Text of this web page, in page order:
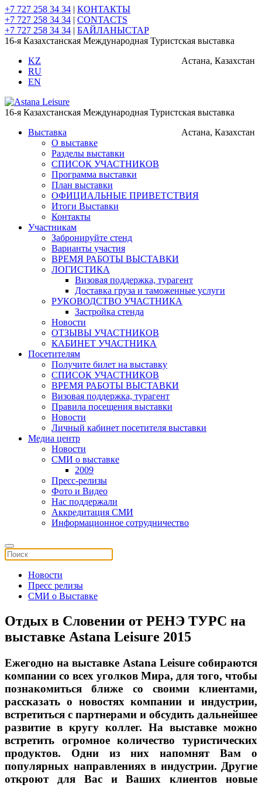
+7 727 258 34 34 | КОНТАКТЫ
+7 727 258 34 34 | CONTACTS
+7 727 258 34 34 | БАЙЛАНЫСТАР
16-я Казахстанская Международная Туристская выставка
Астана, Казахстан
KZ
RU
EN
16-я Казахстанская Международная Туристская выставка
Астана, Казахстан
Выставка
О выставке
Разделы выставки
СПИСОК УЧАСТНИКОВ
Программа выставки
План выставки
ОФИЦИАЛЬНЫЕ ПРИВЕТСТВИЯ
Итоги Выставки
Контакты
Участникам
Забронируйте стенд
Варианты участия
ВРЕМЯ РАБОТЫ ВЫСТАВКИ
ЛОГИСТИКА
Визовая поддержка, турагент
Доставка груза и таможенные услуги
РУКОВОДСТВО УЧАСТНИКА
Застройка стенда
Новости
ОТЗЫВЫ УЧАСТНИКОВ
КАБИНЕТ УЧАСТНИКА
Посетителям
Получите билет на выставку
СПИСОК УЧАСТНИКОВ
ВРЕМЯ РАБОТЫ ВЫСТАВКИ
Визовая поддержка, турагент
Правила посещения выставки
Новости
Личный кабинет посетителя выставки
Медиа центр
Новости
СМИ о выставке
2009
Пресс-релизы
Фото и Видео
Нас поддержали
Аккредитация СМИ
Информационное сотрудничество
Новости
Пресс релизы
СМИ о Выставке
Отдых в Словении от РЕНЭ ТУРС на
выставке Astana Leisure 2015
Ежегодно на выставке Astana Leisure собираются
компании со всех уголков Мира, для того, чтобы
познакомиться ближе со своими клиентами,
рассказать о новостях компании и индустрии,
встретиться с партнерами и обсудить дальнейшее
развитие в кругу коллег. На выставке можно
встретить огромное количество туристических
продуктов. Одни из них напомнят Вам о
популярных направлениях в индустрии. Другие
откроют для Вас и Ваших клиентов новые